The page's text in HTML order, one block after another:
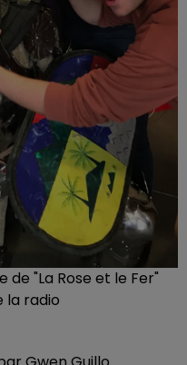
"La Rose et le Fer"
la radio